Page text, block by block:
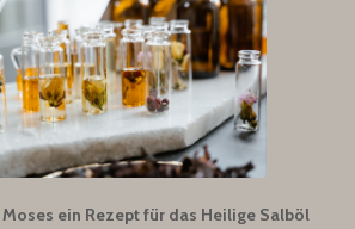
ein Rezept für das Heilige Salböl